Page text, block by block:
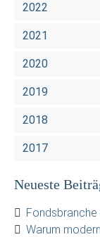
2022
2021
2020
2019
2018
2017
Neueste
Warum